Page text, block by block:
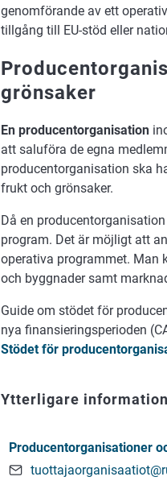
genomförande av ett
tillgång till EU-stöd eller
grönsaker
En producentorganisation
att saluföra de egna
producentorganisation ska
frukt och grönsaker.
Då en
program. Det är möjligt att
operativa programmet. Man
och byggnader samt
Guide om stödet för
nya finansieringsperioden
Stödet för
Ytterligare information
Producentorganisationer